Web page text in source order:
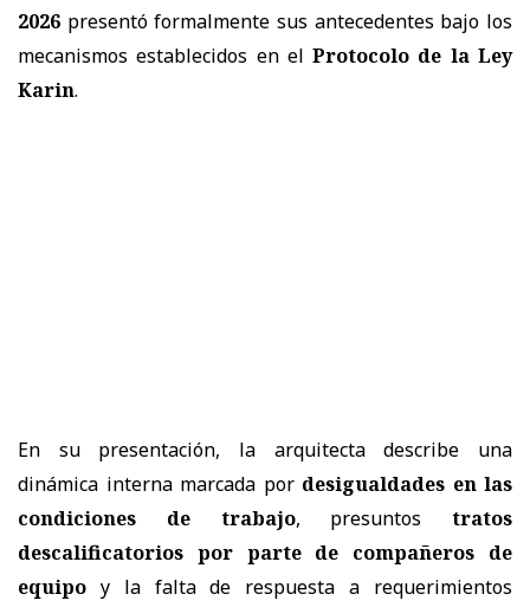
2026 presentó formalmente sus antecedentes bajo los
mecanismos establecidos en elProtocolo de la Ley
Karin.
En su presentación, la arquitecta describe una
dinámica interna marcada por desigualdades en las
condiciones de trabajo, presuntos tratos
descalificatorios por parte de compañeros de
equipo y la falta de respuesta a requerimientos